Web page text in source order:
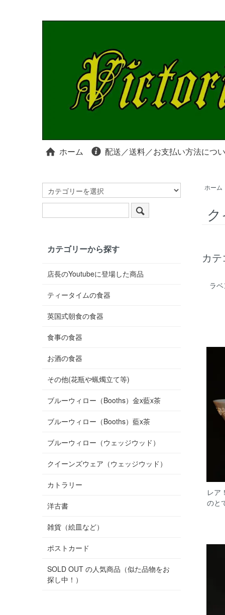
ホーム 配送／送料／お支払い方法につ
ホーム
カ
ラ
レア
のと
カテゴリーから探す
店長のYoutubeに登場した商品
ティータイムの食器
英国式朝食の食器
食事の食器
お酒の食器
その他(花瓶や蝋燭立て等)
ブルーウィロー（Booths）金x藍x茶
ブルーウィロー（Booths）藍x茶
ブルーウィロー（ウェッジウッド）
クイーンズウェア（ウェッジウッド）
カトラリー
洋古書
雑貨（絵皿など）
ポストカード
SOLD OUT の人気商品（似た品物をお
探し中！）